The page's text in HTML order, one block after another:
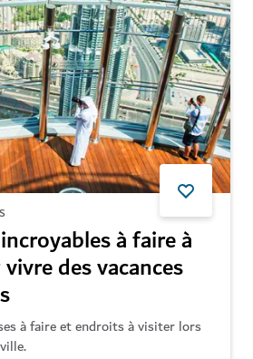
à faire à
des vacances
à faire et endroits à visiter lors